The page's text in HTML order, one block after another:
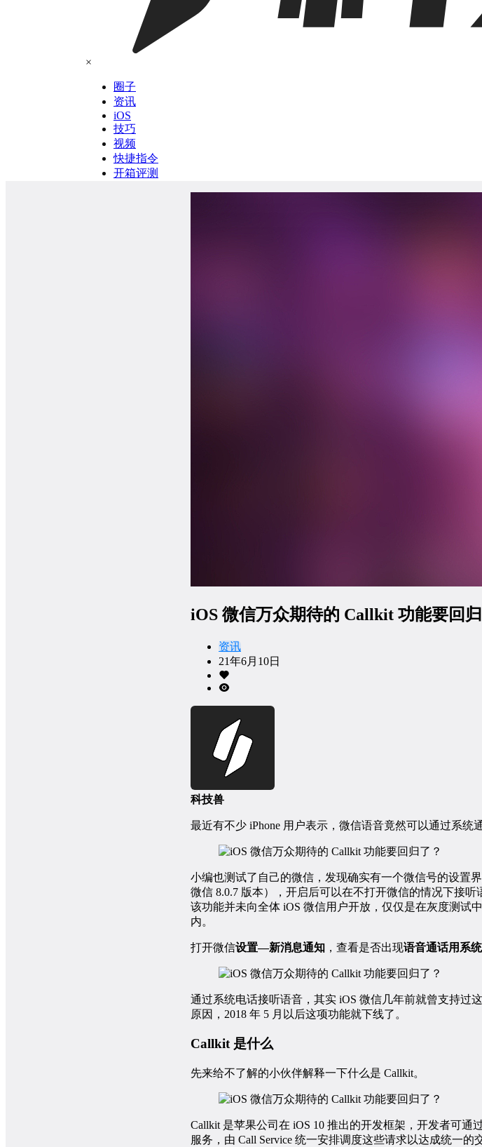
×
圈子
资讯
iOS
技巧
视频
快捷指令
开箱评测
iOS 微信万众期待的 Callkit 功能要回
资讯
21年6月10日
科技兽
最近有不少 iPhone 用户表示，微信语音竟然可以通过系统
小编也测试了自己的微信，发现确实有一个微信号的设置
微信 8.0.7 版本），开启后可以在不打开微信的情况下接
该功能并未向全体 iOS 微信用户开放，仅仅是在灰度测试
内。
打开微信设置—新消息通知 ，查看是否出现语音通话用系
通过系统电话接听语音，其实 iOS 微信几年前就曾支持过
原因，2018 年 5 月以后这项功能就下线了。
Callkit 是什么
先来给不了解的小伙伴解释一下什么是 Callkit。
Callkit 是苹果公司在 iOS 10 推出的开发框架，开发者可
服务，由 Call Service 统一安排调度这些请求以达成统一的